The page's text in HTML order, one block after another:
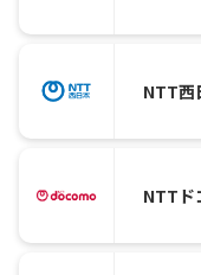
NTT西
NTTド